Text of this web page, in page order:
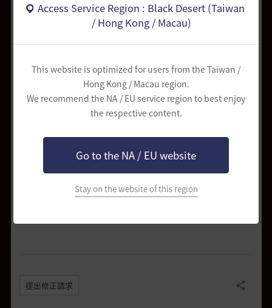
Access Service Region : Black Desert (Taiwan
/ Hong Kong / Macau)
This website is optimized for users from the Taiwan /
Hong Kong / Macau region.
We recommend the NA / EU service region to best enjoy
the respective content.
Go to the NA / EU website
Stay on the website of this region
* 遊戲導引內容可能會隨著改版與更
新，和實際上在遊戲中的內容有可能
提出修正請求 分享